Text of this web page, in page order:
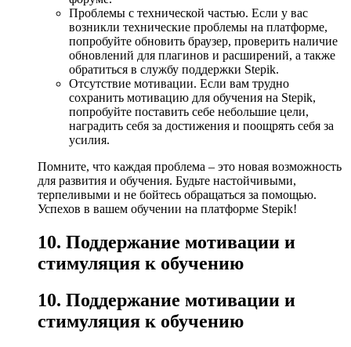
Проблемы с технической частью. Если у вас
возникли технические проблемы на платформе,
попробуйте обновить браузер, проверить наличие
обновлений для плагинов и расширений, а также
обратиться в службу поддержки Stepik.
Отсутствие мотивации. Если вам трудно
сохранить мотивацию для обучения на Stepik,
попробуйте поставить себе небольшие цели,
наградить себя за достижения и поощрять себя за
усилия.
Помните, что каждая проблема – это новая возможность
для развития и обучения. Будьте настойчивыми,
терпеливыми и не бойтесь обращаться за помощью.
Успехов в вашем обучении на платформе Stepik!
10. Поддержание мотивации и
стимуляция к обучению
10. Поддержание мотивации и
стимуляция к обучению